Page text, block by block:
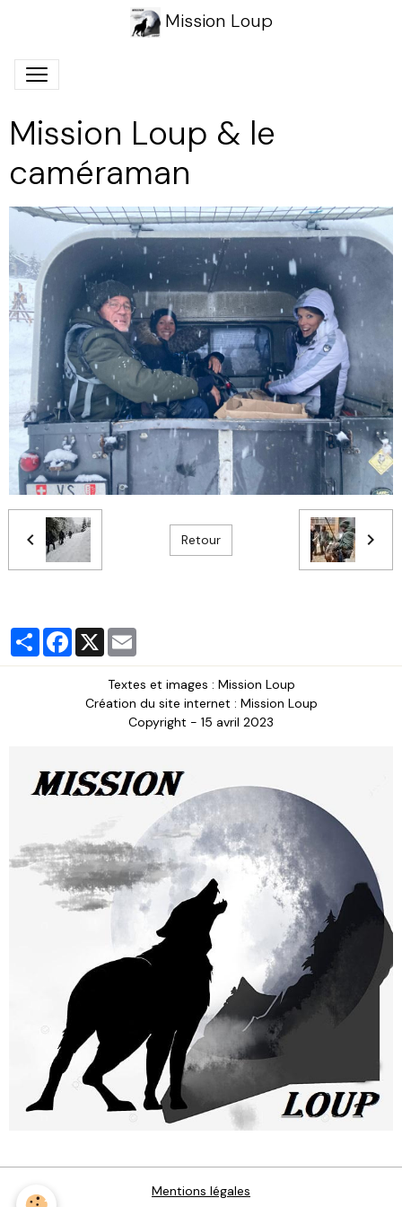
Mission Loup
Mission Loup & le
caméraman
Retour
PartagerFacebook
X
Textes et images : Mission Loup
Création du site internet : Mission Loup
Copyright - 15 avril 2023
Mentions légales